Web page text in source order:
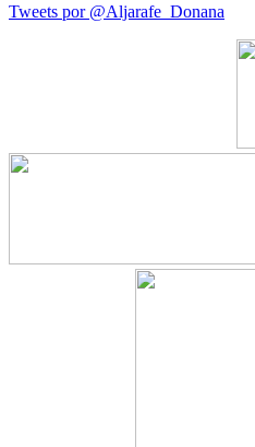
Tweets por @Aljarafe_Donana